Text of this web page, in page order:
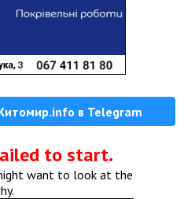
в Telegram
to start.
want to look at the